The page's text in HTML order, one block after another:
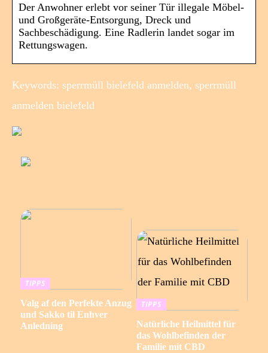
Der Anwohner erlebt vor seiner Tür illegale Möbel-
und Großgeräte-Entsorgung, Dreck und
Sachbeschädigung. Eine Radlerin landet sogar im
Rettungswagen.
Keywords: sperrmüll bielefeld anmelden, sperrmüll
anmelden bielefeld
TIPPS
Valg af den Perfekte Anzug
und Sakko til Enhver
Anledning
TIPPS
Natürliche Heilmittel für
das Wohlbefinden der
Familie mit CBD